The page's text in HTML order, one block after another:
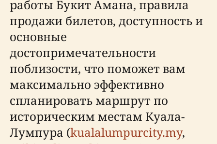
работы Букит Амана, правила
продажи билетов, доступность и
основные
достопримечательности
поблизости, что поможет вам
максимально эффективно
спланировать маршрут по
историческим местам Куала-
Лумпура (kualalumpurcity.my,